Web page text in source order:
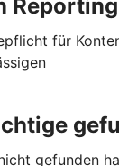
für
gefunden